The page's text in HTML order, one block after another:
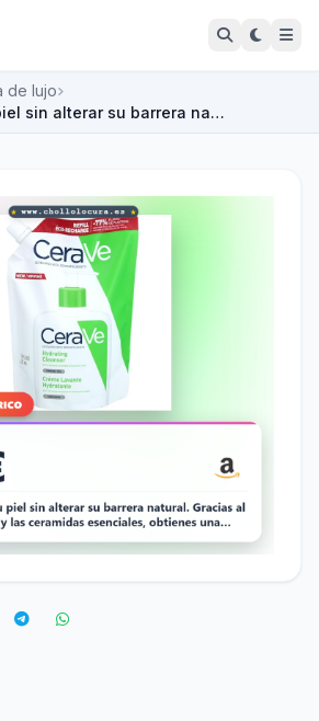
de lujo
sin alterar su barrera na…